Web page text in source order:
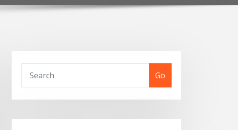
Go